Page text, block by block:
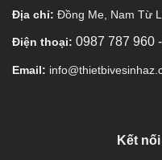
Địa chỉ: Đồng Me, Nam Từ
Điện thoại: 0987 787 960 -
Email:
Kết